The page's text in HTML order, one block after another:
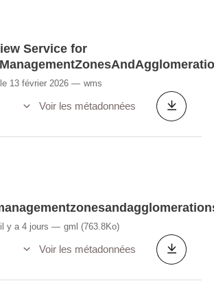
Service for
13 février 2026 wms
Voir les métadonnées
y a 4 jours gml (763.8Ko)
Voir les métadonnées